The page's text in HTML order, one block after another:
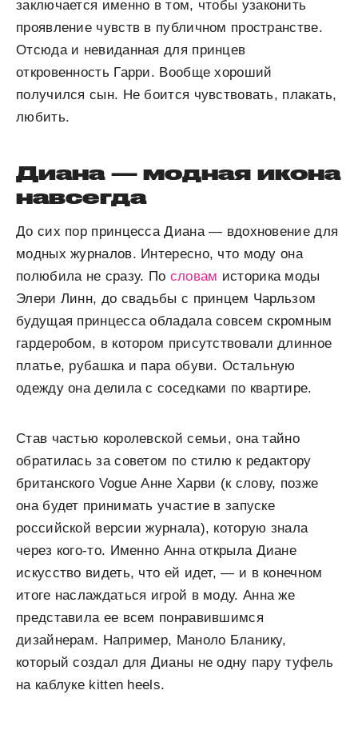
заключается именно в том, чтобы узаконить
проявление чувств в публичном пространстве.
Отсюда и невиданная для принцев
откровенность Гарри. Вообще хороший
получился сын. Не боится чувствовать, плакать,
любить.
Диана — модная икона
навсегда
До сих пор принцесса Диана — вдохновение для
модных журналов. Интересно, что моду она
полюбила не сразу. По словам историка моды
Элери Линн, до свадьбы с принцем Чарльзом
будущая принцесса обладала совсем скромным
гардеробом, в котором присутствовали длинное
платье, рубашка и пара обуви. Остальную
одежду она делила с соседками по квартире.
Став частью королевской семьи, она тайно
обратилась за советом по стилю к редактору
британского Vogue Анне Харви (к слову, позже
она будет принимать участие в запуске
российской версии журнала), которую знала
через кого-то. Именно Анна открыла Диане
искусство видеть, что ей идет, — и в конечном
итоге наслаждаться игрой в моду. Анна же
представила ее всем понравившимся
дизайнерам. Например, Маноло Бланику,
который создал для Дианы не одну пару туфель
на каблуке kitten heels.